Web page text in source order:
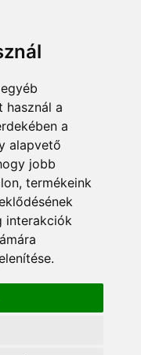
használ a
a
alapvető
jobb
, termékeink
interakciók
.